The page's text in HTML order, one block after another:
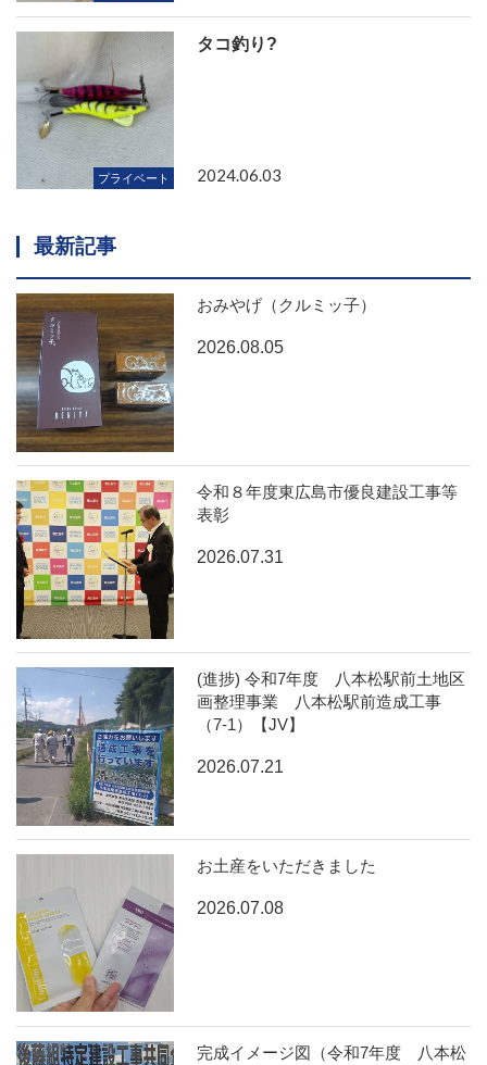
プライベート
タコ釣り?
2024.06.03
最新記事
おみやげ（クルミッ子）
2026.08.05
令和８年度東広島市優良建設工事等
表彰
2026.07.31
(進捗) 令和7年度 八本松駅前土地区
画整理事業 八本松駅前造成工事
（7-1）【JV】
2026.07.21
お土産をいただきました
2026.07.08
完成イメージ図（令和7年度 八本松